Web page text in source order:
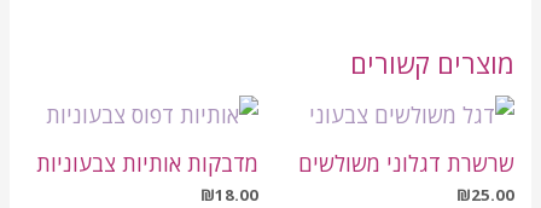
מוצרים קשורים
שרשרת דגלוני משולשים
₪25.00
מדבקות אותיות צבעוניות
₪18.00